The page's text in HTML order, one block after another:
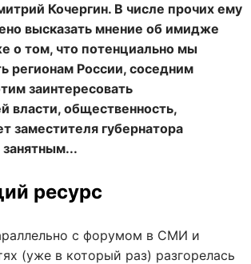
Кочергин. В числе прочих ему
высказать мнение об имидже
о том, что потенциально мы
регионам России, соседним
заинтересовать
власти, общественность,
заместителя губернатора
занятным...
ресурс
с форумом в СМИ и
(уже в который раз) разгорелась